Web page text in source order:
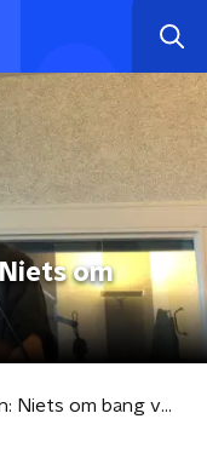
om
Column Dolf Jansen: Niets om bang voor te zijn